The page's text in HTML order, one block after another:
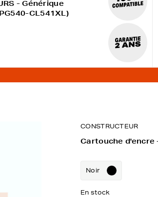
- Générique
CL541XL)
CONSTRUCTEUR
Cartouche d'encre
Noir
En stock